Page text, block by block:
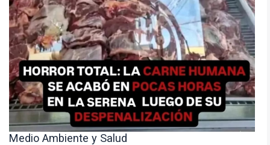
Medio Ambiente y Salud